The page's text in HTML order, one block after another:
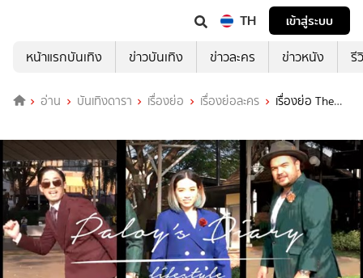
TH
เข้าสู่ระบบ
หน้าแรกบันเทิง
ข่าวบันเทิง ข่าวละคร ข่าวหนัง รี
อ่าน บันเทิงดารา เรื่องย่อ เรื่องย่อละคร
เรื่องย่อ The